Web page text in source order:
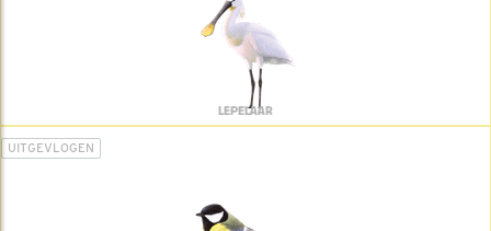
LEPELAAR
UITGEVLOGEN